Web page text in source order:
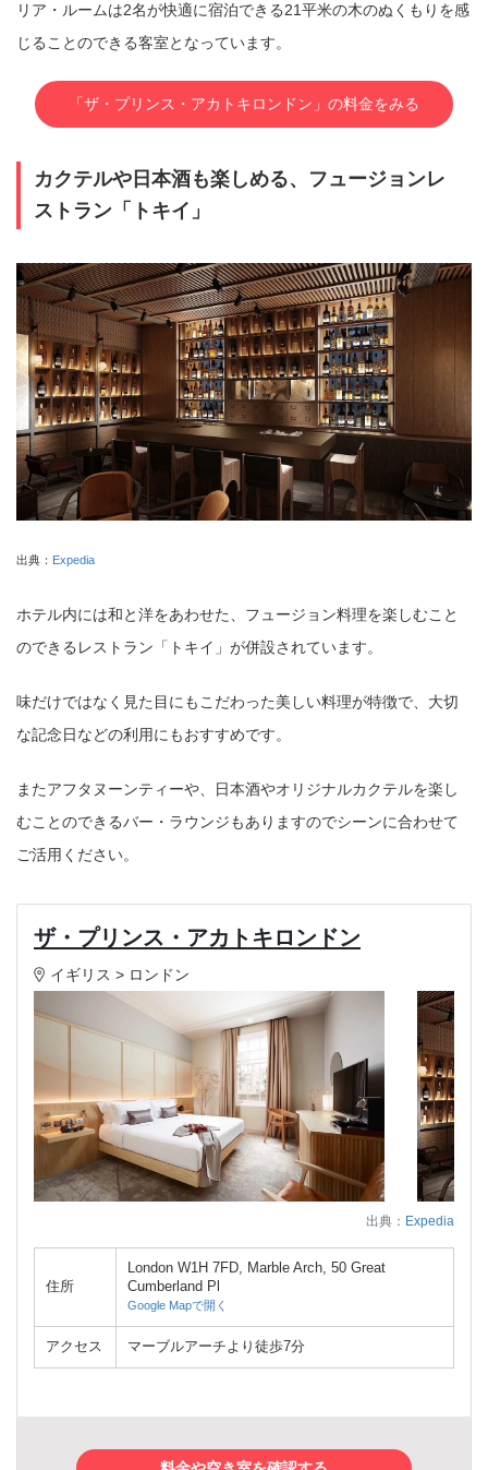
リア・ルームは2名が快適に宿泊できる21平米の木のぬくもりを感
じることのできる客室となっています。
「ザ・プリンス・アカトキロンドン」の料金をみる
カクテルや日本酒も楽しめる、フュージョンレ
ストラン「トキイ」
出典： Expedia
ホテル内には和と洋をあわせた、フュージョン料理を楽しむこと
のできるレストラン「トキイ」が併設されています。
味だけではなく見た目にもこだわった美しい料理が特徴で、大切
な記念日などの利用にもおすすめです。
またアフタヌーンティーや、日本酒やオリジナルカクテルを楽し
むことのできるバー・ラウンジもありますのでシーンに合わせて
ご活用ください。
ザ・プリンス・アカトキロンドン
イギリス > ロンドン
出典： Expedia
住所
London W1H 7FD, Marble Arch, 50 Great
Cumberland Pl
Google Mapで開く
アクセス マーブルアーチより徒歩7分